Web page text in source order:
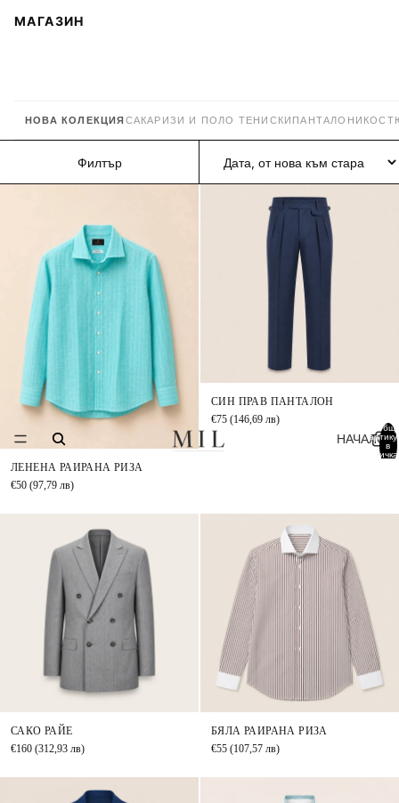
НАЧАЛОв
МАГАЗИН
НОВА КОЛЕКЦИЯСАКАРИЗИ И ПОЛО ТЕНИСКИ ПАНТАЛОНИ
Филтър
ЛЕНЕНА РАИРАНА РИЗА
€50 (97,79 лв)
СИН ПРАВ ПАНТАЛОН
€75 (146,69 лв)
САКО РАЙЕ
€160 (312,93 лв)
БЯЛА РАИРАНА РИЗА
€55 (107,57 лв)